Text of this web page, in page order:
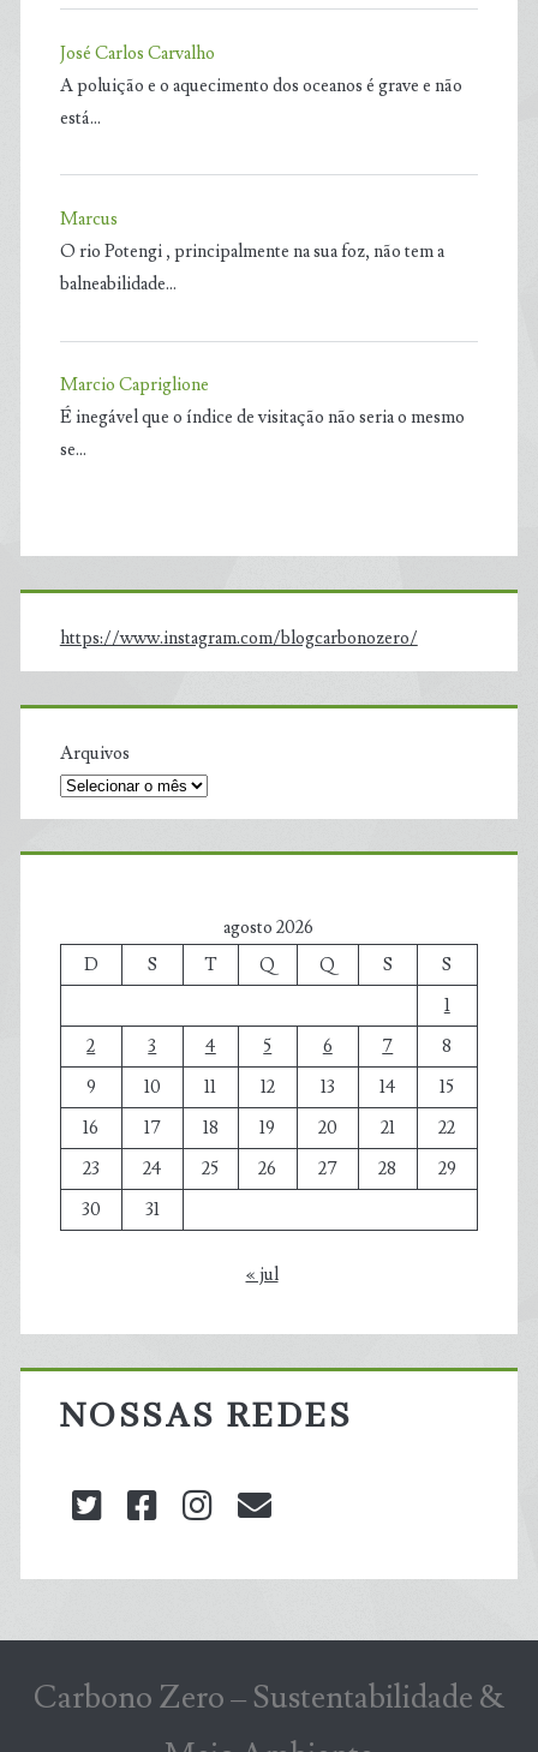
José Carlos Carvalho
A poluição e o aquecimento dos oceanos é grave e não
está…
Marcus
O rio Potengi , principalmente na sua foz, não tem a
balneabilidade…
Marcio Capriglione
É inegável que o índice de visitação não seria o mesmo
se…
https://www.instagram.com/blogcarbonozero/
Arquivos
agosto 2026
D
S T Q Q S
S
1
2
3 4 5 6 7
8
9
10 11 12 13 14
15
16
17 18 19 20 21
22
23
24 25 26 27 28
29
30
31
« jul
NOSSAS REDES
twitterfacebookinstagram
Carbono Zero – Sustentabilidade &